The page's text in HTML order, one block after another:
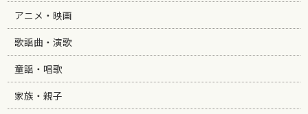
アニメ・映画
歌謡曲・演歌
童謡・唱歌
家族・親子